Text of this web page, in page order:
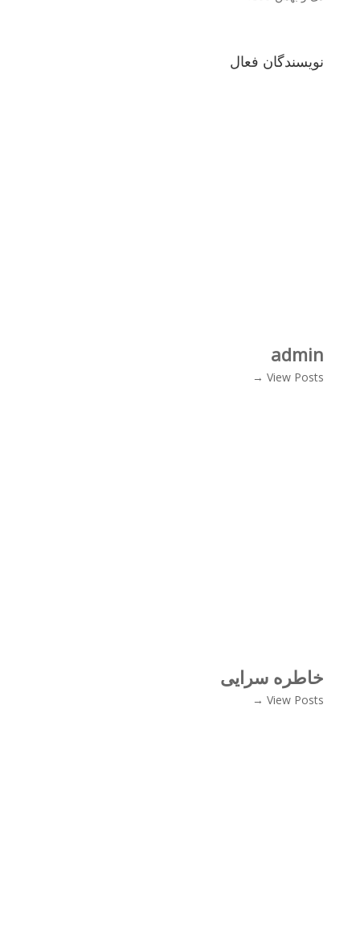
نویسندگان فعال
admin
View Posts →
خاطره سرایی
View Posts →